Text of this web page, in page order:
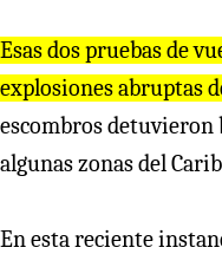
Esas dos pruebas de
explosiones abruptas
escombros detuvieron
algunas zonas del
En esta reciente